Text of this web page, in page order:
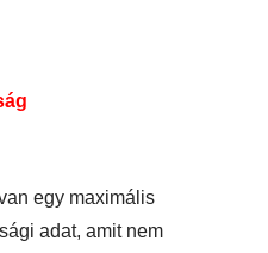
egy maximális
adat, amit nem